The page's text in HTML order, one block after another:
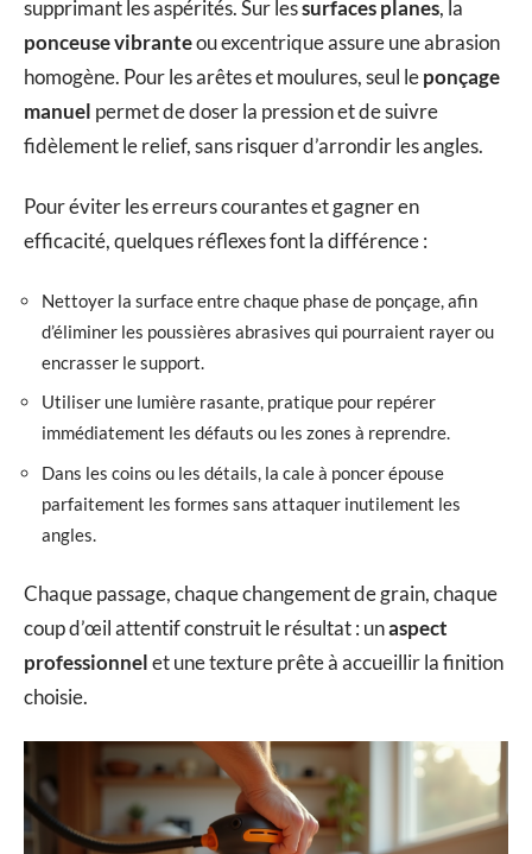
supprimant les aspérités. Sur lessurfaces planes, la
ponceuse vibranteou excentrique assure une abrasion
homogène. Pour les arêtes et moulures, seul leponçage
manuel permet de doser la pression et de suivre
fidèlement le relief, sans risquer d’arrondir les angles.
Pour éviter les erreurs courantes et gagner en
efficacité, quelques réflexes font la différence :
Nettoyer la surface entre chaque phase de ponçage, afin
d’éliminer les poussières abrasives qui pourraient rayer ou
encrasser le support.
Utiliser une lumière rasante, pratique pour repérer
immédiatement les défauts ou les zones à reprendre.
Dans les coins ou les détails, la cale à poncer épouse
parfaitement les formes sans attaquer inutilement les
angles.
Chaque passage, chaque changement de grain, chaque
coup d’œil attentif construit le résultat : unaspect
professionnelet une texture prête à accueillir la finition
choisie.